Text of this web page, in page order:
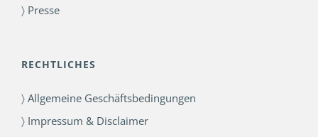
〉 Presse
RECHTLICHES
〉 Allgemeine Geschäftsbedingungen
〉 Impressum & Disclaimer